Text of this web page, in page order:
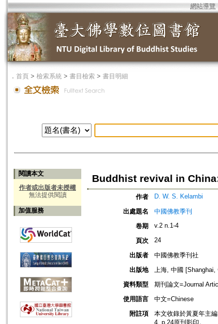
網站導覽
． 首頁 > 檢索系統 > 書目檢索 > 書目明細
閱讀本文
作者或出版者未授權
無法提供閱讀
加值服務
Buddhist revival in
作者 D. W. S. Kelambi
出處題名
中國佛教季刊
卷期
v.2 n.1-4
頁次 24
出版者
中國佛教季刊社
出版地
上海, 中國 [Shanghai,
資料類型
期刊論文=Journal
使用語言
中文=Chinese
附註項
本文收錄於黃夏年主
4, p.24原刊影印。